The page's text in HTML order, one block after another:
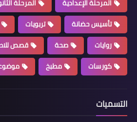
المرحلة الإعدادية
المرحلة
تأسيس حضانة
تربويات
روايات
صحة
قصص
كورسات
مطبخ
التسميات